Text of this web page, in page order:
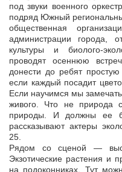
под звуки военного
подряд Южный
общественная
aдминистрации города,
культуры и биолого-
проводят осеннюю
донести до ребят
если каждый посадит
Если научимся мы
живого. Что не
природы. И должны ее
рассказывают актеры
25.
Рядом со сценой —
Экзотические растения и
на подоконниках. Тут